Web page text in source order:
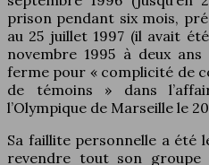
prison pendant six mois,
au 25 juillet 1997 (il avait
novembre 1995 à deux
ferme pour « complicité de
de témoins » dans
l’Olympique de Marseille le
Sa faillite personnelle a été
revendre tout son groupe